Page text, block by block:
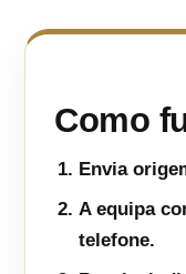
Como
Envia
A equipa
telefone.